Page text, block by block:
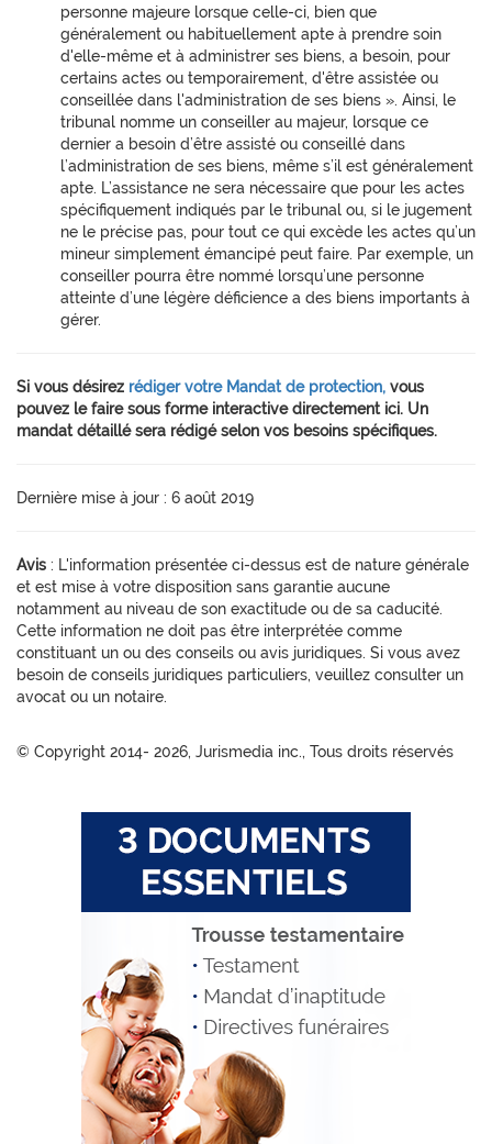
personne majeure lorsque celle-ci, bien que
généralement ou habituellement apte à prendre soin
d'elle-même et à administrer ses biens, a besoin, pour
certains actes ou temporairement, d'être assistée ou
conseillée dans l'administration de ses biens ». Ainsi, le
tribunal nomme un conseiller au majeur, lorsque ce
dernier a besoin d’être assisté ou conseillé dans
l’administration de ses biens, même s’il est généralement
apte. L’assistance ne sera nécessaire que pour les actes
spécifiquement indiqués par le tribunal ou, si le jugement
ne le précise pas, pour tout ce qui excède les actes qu’un
mineur simplement émancipé peut faire. Par exemple, un
conseiller pourra être nommé lorsqu’une personne
atteinte d’une légère déficience a des biens importants à
gérer.
Si vous désirez rédiger votre Mandat de protection, vous
pouvez le faire sous forme interactive directement ici. Un
mandat détaillé sera rédigé selon vos besoins spécifiques.
Dernière mise à jour : 6 août 2019
Avis : L'information présentée ci-dessus est de nature générale
et est mise à votre disposition sans garantie aucune
notamment au niveau de son exactitude ou de sa caducité.
Cette information ne doit pas être interprétée comme
constituant un ou des conseils ou avis juridiques. Si vous avez
besoin de conseils juridiques particuliers, veuillez consulter un
avocat ou un notaire.
© Copyright 2014- 2026, Jurismedia inc., Tous droits réservés